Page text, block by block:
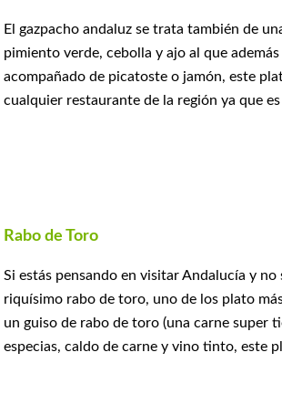
El gazpacho andaluz se trata también de
pimiento verde, cebolla y ajo al que
acompañado de picatoste o jamón, este
cualquier restaurante de la región ya que
Rabo de Toro
Si estás pensando en visitar Andalucía y
riquísimo rabo de toro, uno de los plato
un guiso de rabo de toro (una carne super
especias, caldo de carne y vino tinto, este